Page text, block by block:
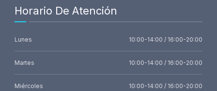
Horario De Atención
Lunes 10:00-14:00 / 16:00-20:00
Martes 10:00-14:00 / 16:00-20:00
Miércoles 10:00-14:00 / 16:00-20:00